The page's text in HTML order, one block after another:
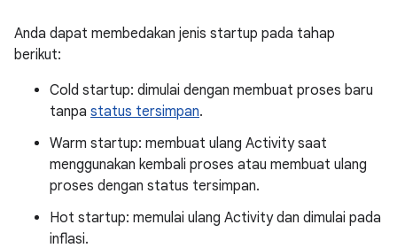
Anda dapat membedakan jenis startup pada tahap
berikut:
Cold startup: dimulai dengan membuat proses baru
tanpa status tersimpan.
Warm startup: membuat ulang Activity saat
menggunakan kembali proses atau membuat ulang
proses dengan status tersimpan.
Hot startup: memulai ulang Activity dan dimulai pada
inflasi.